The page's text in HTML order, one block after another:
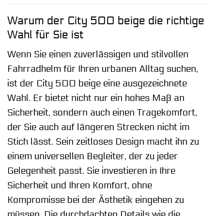
Warum der City 500 beige die richtige
Wahl für Sie ist
Wenn Sie einen zuverlässigen und stilvollen
Fahrradhelm für Ihren urbanen Alltag suchen,
ist der City 500 beige eine ausgezeichnete
Wahl. Er bietet nicht nur ein hohes Maß an
Sicherheit, sondern auch einen Tragekomfort,
der Sie auch auf längeren Strecken nicht im
Stich lässt. Sein zeitloses Design macht ihn zu
einem universellen Begleiter, der zu jeder
Gelegenheit passt. Sie investieren in Ihre
Sicherheit und Ihren Komfort, ohne
Kompromisse bei der Ästhetik eingehen zu